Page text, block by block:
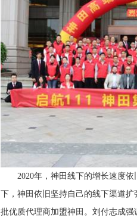
2020年，神田线下的增长速度依
下，神田依旧坚持自己的线下渠道
批优质代理商加盟神田。刘付志成